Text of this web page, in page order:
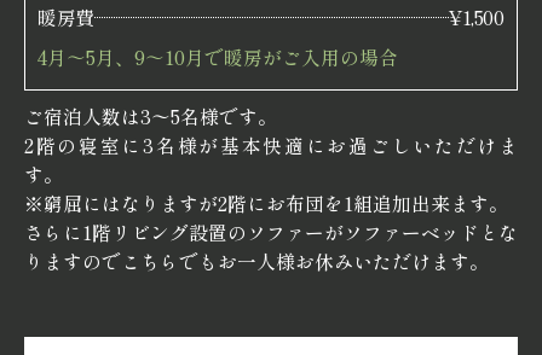
暖房費
¥1,500
4月～5月、9～10月で暖房がご入用の場合
ご宿泊人数は3〜5名様です。
2階の寝室に3名様が基本快適にお過ごしいただけま
す。
※窮屈にはなりますが2階にお布団を1組追加出来ます。
さらに1階リビング設置のソファーがソファーベッドとな
りますのでこちらでもお一人様お休みいただけます。